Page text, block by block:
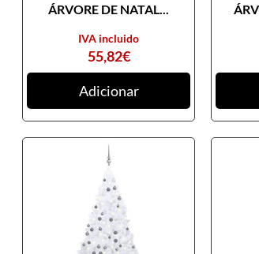
ÁRVORE DE NATAL...
55,82€
IVA incluido
Adicionar